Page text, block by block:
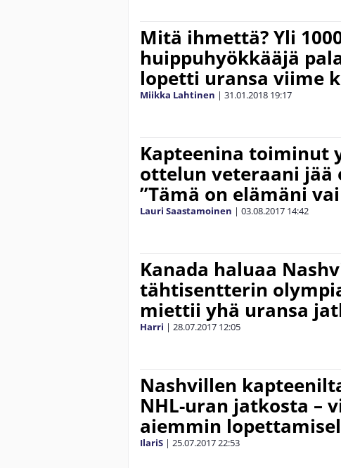
Mitä ihmettä? Yli
huippuhyökkääjä
lopetti uransa viime
Miikka Lahtinen | 31.01.2018 19:17
Kapteenina toiminut
ottelun veteraani jää
”Tämä on elämäni
Lauri Saastamoinen | 03.08.2017 14:42
Kanada haluaa
tähtisentterin
miettii yhä uransa
Harri | 28.07.2017 12:05
Nashvillen
NHL-uran jatkosta –
aiemmin
IlariS | 25.07.201722:53